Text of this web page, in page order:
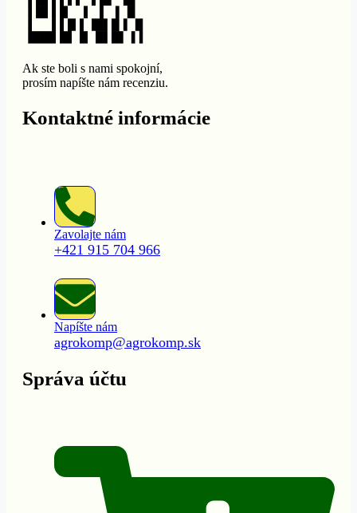
Ak ste boli s nami spokojní,
prosím napíšte nám recenziu.
Kontaktné informácie
Zavolajte nám
+421 915 704 966
Napíšte nám
agrokomp@agrokomp.sk
Správa účtu